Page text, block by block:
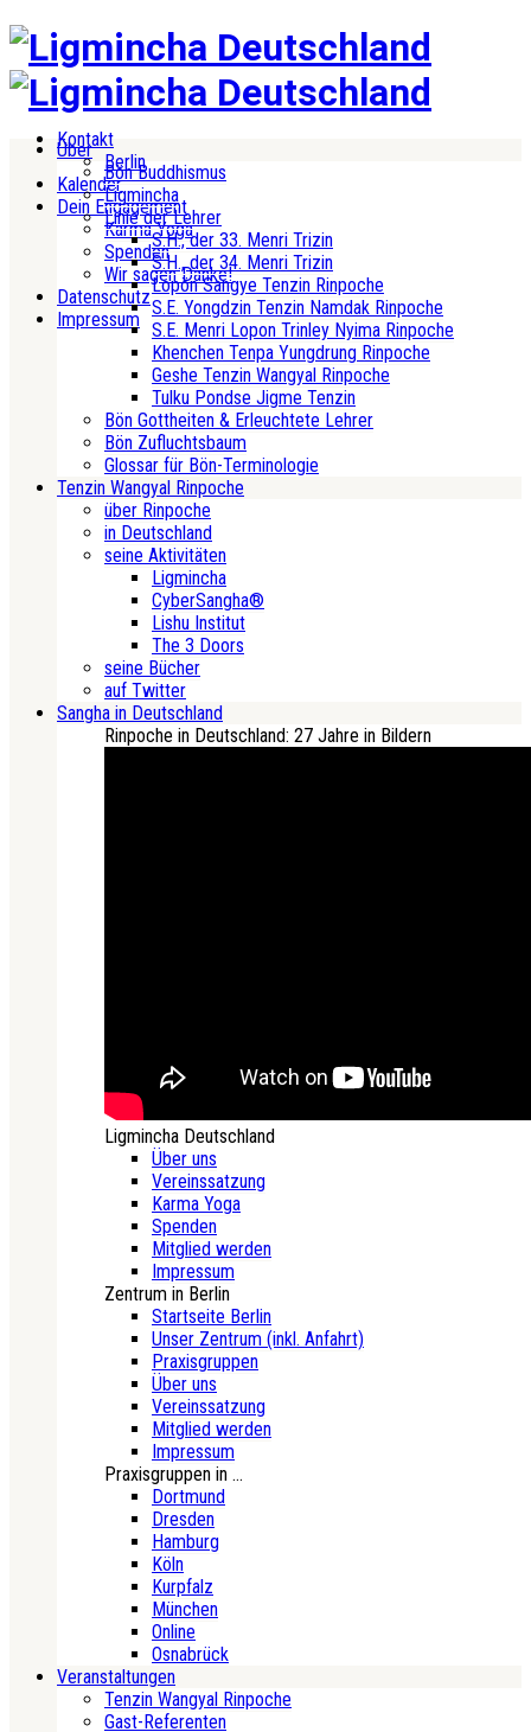
Kontakt
Berlin
Kalender
Dein Engagement
Karma Yoga
Spenden
Wir sagen Danke!
Datenschutz
Impressum
Über
Bön Buddhismus
Ligmincha
Linie der Lehrer
S.H., der 33. Menri Trizin
S.H., der 34. Menri Trizin
Lopön Sangye Tenzin Rinpoche
S.E. Yongdzin Tenzin Namdak Rinpoche
S.E. Menri Lopon Trinley Nyima Rinpoche
Khenchen Tenpa Yungdrung Rinpoche
Geshe Tenzin Wangyal Rinpoche
Tulku Pondse Jigme Tenzin
Bön Gottheiten & Erleuchtete Lehrer
Bön Zufluchtsbaum
Glossar für Bön-Terminologie
Tenzin Wangyal Rinpoche
über Rinpoche
in Deutschland
seine Aktivitäten
Ligmincha
CyberSangha®
Lishu Institut
The 3 Doors
seine Bücher
auf Twitter
Sangha in Deutschland
Rinpoche in Deutschland: 27 Jahre in Bildern
Ligmincha Deutschland
Über uns
Vereinssatzung
Karma Yoga
Spenden
Mitglied werden
Impressum
Zentrum in Berlin
Startseite Berlin
Unser Zentrum (inkl. Anfahrt)
Praxisgruppen
Über uns
Vereinssatzung
Mitglied werden
Impressum
Praxisgruppen in ...
Dortmund
Dresden
Hamburg
Köln
Kurpfalz
München
Online
Osnabrück
Veranstaltungen
Tenzin Wangyal Rinpoche
Gast-Referenten